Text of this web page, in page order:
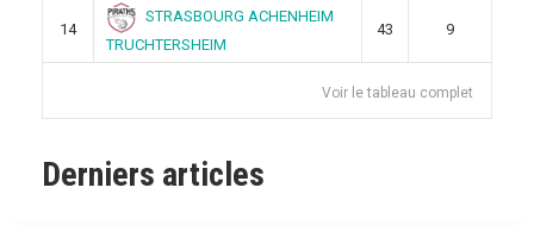
14
STRASBOURG ACHENHEIM
TRUCHTERSHEIM
43 9
Voir le tableau complet
Derniers articles